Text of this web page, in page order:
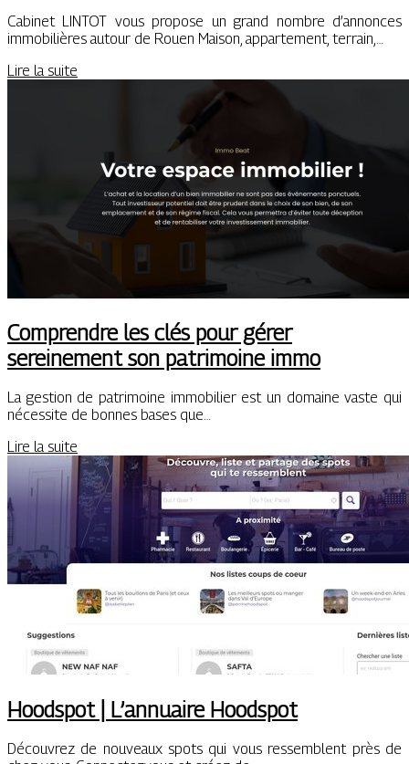
Cabinet LINTOT vous propose un grand nombre d’annonces
immobilières autour de Rouen Maison, appartement, terrain,…
Lire la suite
Comprendre les clés pour gérer
sereinement son patrimoine immo
La gestion de patrimoine immobilier est un domaine vaste qui
nécessite de bonnes bases que…
Lire la suite
Hoodspot | L’annuaire Hoodspot
Découvrez de nouveaux spots qui vous ressemblent près de